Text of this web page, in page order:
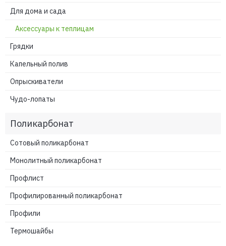
Для дома и сада
Аксессуары к теплицам
Грядки
Капельный полив
Опрыскиватели
Чудо-лопаты
Поликарбонат
Сотовый поликарбонат
Монолитный поликарбонат
Профлист
Профилированный поликарбонат
Профили
Термошайбы